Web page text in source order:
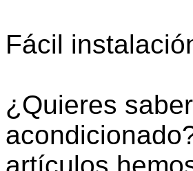
Fácil
¿Quieres